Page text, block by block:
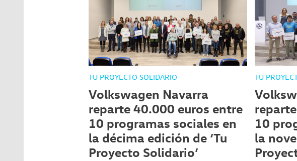
TU PROYECTO SOLIDARIO
Volkswagen Navarra
reparte 40.000 euros entre
10 programas sociales en
la décima edición de ‘Tu
Proyecto Solidario’
TU
10
la